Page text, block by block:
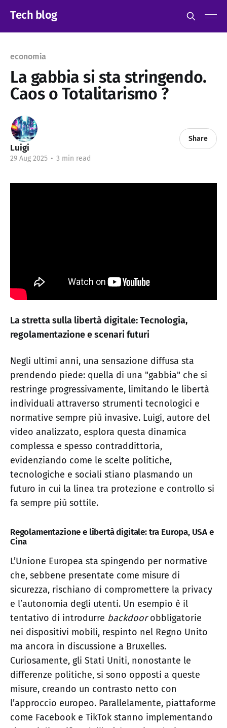
Tech blog
economia
La gabbia si sta stringendo.
Caos o Totalitarismo ?
Luigi
29 Aug 2025 • 3 min read
Share
La stretta sulla libertà digitale: Tecnologia,
regolamentazione e scenari futuri
Negli ultimi anni, una sensazione diffusa sta
prendendo piede: quella di una "gabbia" che si
restringe progressivamente, limitando le libertà
individuali attraverso strumenti tecnologici e
normative sempre più invasive. Luigi, autore del
video analizzato, esplora questa dinamica
complessa e spesso contraddittoria,
evidenziando come le scelte politiche,
tecnologiche e sociali stiano plasmando un
futuro in cui la linea tra protezione e controllo si
fa sempre più sottile.
Regolamentazione e libertà digitale: tra Europa, USA e
Cina
L’Unione Europea sta spingendo per normative
che, sebbene presentate come misure di
sicurezza, rischiano di compromettere la privacy
e l’autonomia degli utenti. Un esempio è il
tentativo di introdurre backdoorobbligatorie
nei dispositivi mobili, respinto nel Regno Unito
ma ancora in discussione a Bruxelles.
Curiosamente, gli Stati Uniti, nonostante le
differenze politiche, si sono opposti a queste
misure, creando un contrasto netto con
l’approccio europeo. Parallelamente, piattaforme
come Facebook e TikTok stanno implementando